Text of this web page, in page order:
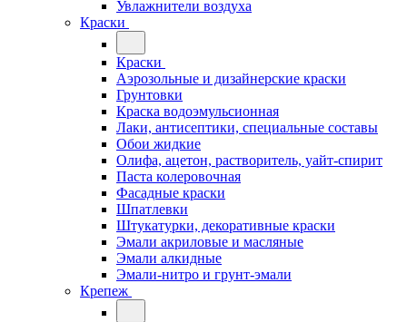
Увлажнители воздуха
Краски
Краски
Аэрозольные и дизайнерские краски
Грунтовки
Краска водоэмульсионная
Лаки, антисептики, специальные составы
Обои жидкие
Олифа, ацетон, растворитель, уайт-спирит
Паста колеровочная
Фасадные краски
Шпатлевки
Штукатурки, декоративные краски
Эмали акриловые и масляные
Эмали алкидные
Эмали-нитро и грунт-эмали
Крепеж